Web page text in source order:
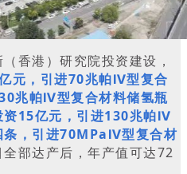
香港）研究院投资建设，
元，引进70兆帕Ⅳ型复合
兆帕Ⅳ型复合材料储氢瓶
资15亿元，引进130兆帕Ⅳ
条，引进70MPaⅣ型复合材
全部达产后，年产值可达72